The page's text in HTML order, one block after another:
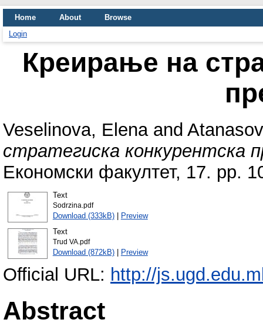
Home About
Browse
Login
Креирање на
Veselinova, Elenaand
стратегиска конкурентска
Економски факултет, 17. pp.
Text
Sodrzina.pdf
Download (333kB)| Preview
Text
Trud VA.pdf
Download (872kB)| Preview
Official URL: http://
Abstract